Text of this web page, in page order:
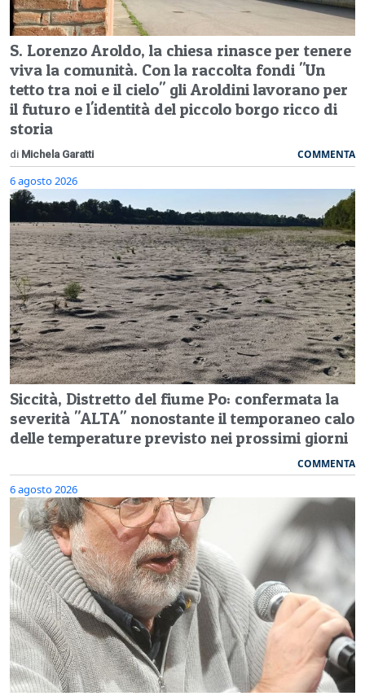
S. Lorenzo Aroldo, la chiesa rinasce per tenere
viva la comunità. Con la raccolta fondi "Un
tetto tra noi e il cielo" gli Aroldini lavorano per
il futuro e l'identità del piccolo borgo ricco di
storia
di Michela Garatti COMMENTA
6 agosto 2026
Siccità, Distretto del fiume Po: confermata la
severità "ALTA" nonostante il temporaneo calo
delle temperature previsto nei prossimi giorni
COMMENTA
6 agosto 2026